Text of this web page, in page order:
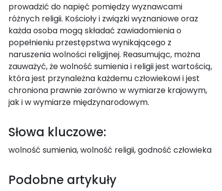
prowadzić do napięć pomiędzy wyznawcami
różnych religii. Kościoły i związki wyznaniowe oraz
każda osoba mogą składać zawiadomienia o
popełnieniu przestępstwa wynikającego z
naruszenia wolności religijnej. Reasumując, można
zauważyć, że wolność sumienia i religii jest wartością,
która jest przynależna każdemu człowiekowi i jest
chroniona prawnie zarówno w wymiarze krajowym,
jak i w wymiarze międzynarodowym.
Słowa kluczowe:
wolność sumienia, wolność religii, godność człowieka
Podobne artykuły